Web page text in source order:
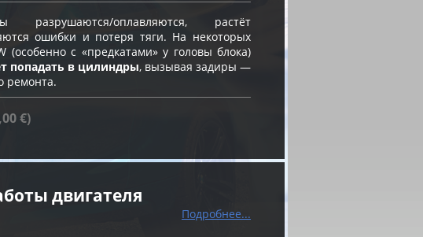
оплавляются, растёт
ошибки и потеря тяги. На некоторых
(особенно с «предкатами» у головы блока)
попадать в цилиндры, вызывая задиры —
ремонта.
€)
двигателя
Подробнее...